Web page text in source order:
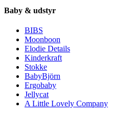
Baby & udstyr
BIBS
Moonboon
Elodie Details
Kinderkraft
Stokke
BabyBjörn
Ergobaby
Jellycat
A Little Lovely Company